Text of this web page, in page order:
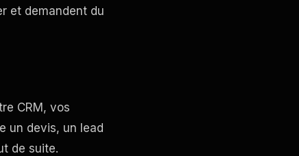
et demandent du
CRM, vos
un devis, un lead
de suite.